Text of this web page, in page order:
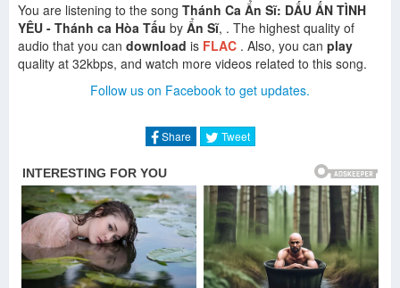
You are listening to the song Thánh Ca Ẩn Sĩ: DẤU ẤN TÌNH
YÊU - Thánh ca Hòa Tấu by Ẩn Sĩ, . The highest quality of
audio that you can download is FLAC . Also, you can play
quality at 32kbps, and watch more videos related to this song.
Follow us on Facebook to get updates.
Share Tweet